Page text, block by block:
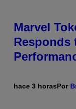
Marvel
Responds
hace 3 horasPor